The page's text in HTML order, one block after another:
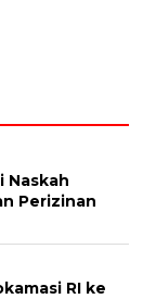
Naskah
Perizinan
RI ke